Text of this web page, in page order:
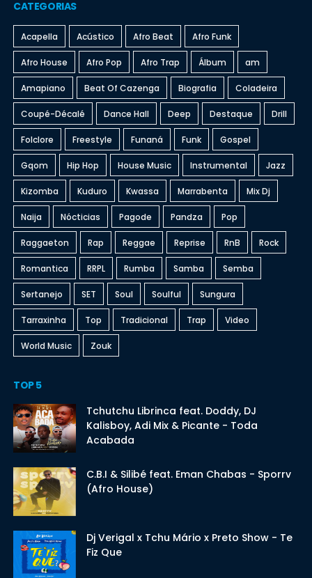
CATEGORIAS
Acapella Acústico Afro Beat Afro Funk
Afro House Afro Pop Afro Trap Álbum am
Amapiano Beat Of Cazenga Biografia Coladeira
Coupé-Décalé Dance Hall Deep Destaque Drill
Folclore Freestyle Funaná Funk Gospel
Gqom Hip Hop House Music Instrumental Jazz
Kizomba Kuduro Kwassa Marrabenta Mix Dj
Naija Nócticias Pagode Pandza Pop
Raggaeton Rap Reggae Reprise RnB Rock
Romantica RRPL Rumba Samba Semba
Sertanejo SET Soul Soulful Sungura
Tarraxinha Top Tradicional Trap Video
World Music Zouk
TOP 5
Tchutchu Librinca feat. Doddy, DJ
Kalisboy, Adi Mix & Picante - Toda
Acabada
C.B.I & Silibé feat. Eman Chabas - Sporrv
(Afro House)
Dj Verigal x Tchu Mário x Preto Show - Te
Fiz Que